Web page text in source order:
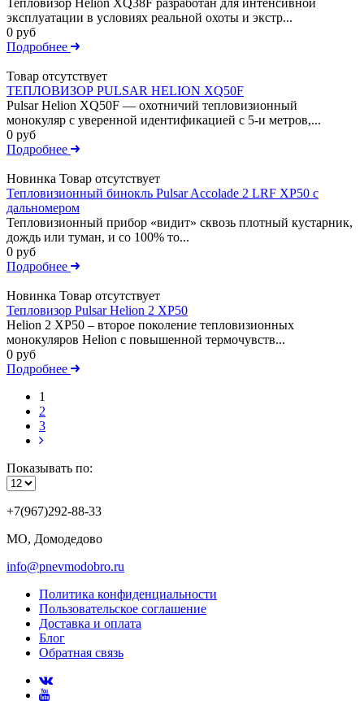
эксплуатации в условиях реальной охоты и экстр...
0 руб
Подробнее
Товар отсутствует
ТЕПЛОВИЗОР PULSAR HELION XQ50F
Pulsar Helion XQ50F — охотничий тепловизионный
монокуляр с уверенной идентификацией с 5-и метров,...
0 руб
Подробнее
Новинка Товар отсутствует
Тепловизионный бинокль Pulsar Accolade 2 LRF XP50 с
дальномером
Тепловизионный прибор «видит» сквозь плотный кустарник,
дождь или туман, и со 100% то...
0 руб
Подробнее
Новинка Товар отсутствует
Тепловизор Pulsar Helion 2 XP50
Helion 2 XP50 – второе поколение тепловизионных
монокуляров Helion с повышенной термочувств...
0 руб
Подробнее
1
2
3
Показывать по:
+7(967)292-88-33
МО, Домодедово
info@pnevmodobro.ru
Политика конфиденциальности
Пользовательское соглашение
Доставка и оплата
Блог
Обратная связь